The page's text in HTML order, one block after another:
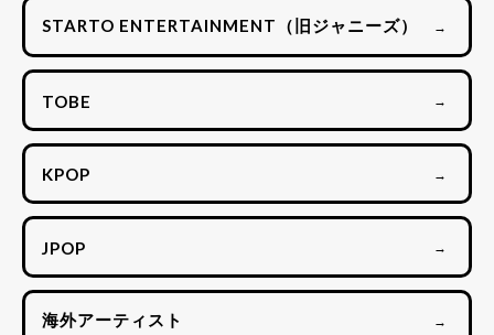
STARTO ENTERTAINMENT（旧ジャニーズ） →
TOBE →
KPOP →
JPOP →
海外アーティスト →